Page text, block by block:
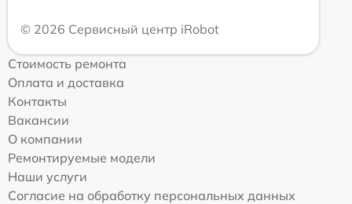
© 2026 Сервисный центр iRobot
Стоимость ремонта
Оплата и доставка
Контакты
Вакансии
О компании
Ремонтируемые модели
Наши услуги
Согласие на обработку персональных данных